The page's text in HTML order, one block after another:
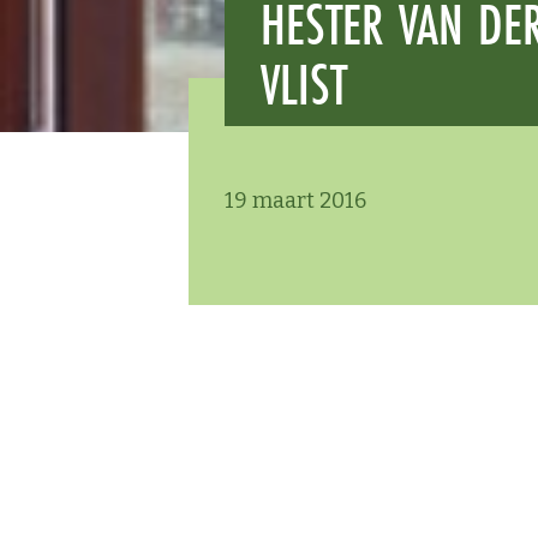
HESTER VAN
VLIST
19 maart 2016